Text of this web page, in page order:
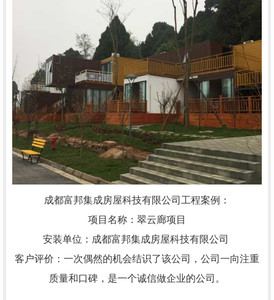
成都富邦集成房屋科技有限公司工程案例：
项目名称：翠云廊项目
安装单位：成都富邦集成房屋科技有限公司
客户评价：一次偶然的机会结识了该公司，公司一向注重
质量和口碑，是一个诚信做企业的公司。